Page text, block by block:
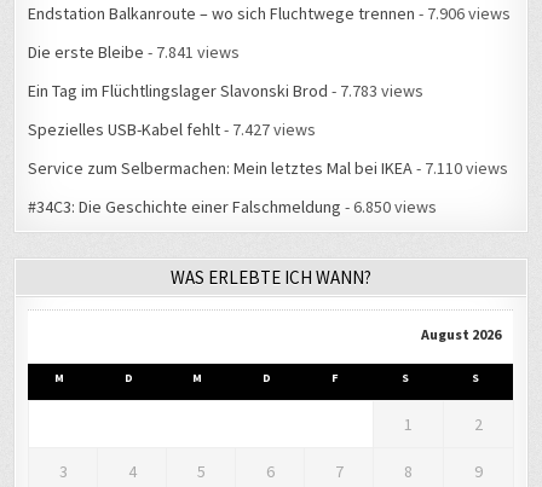
Endstation Balkanroute – wo sich Fluchtwege trennen - 7.906 views
Die erste Bleibe - 7.841 views
Ein Tag im Flüchtlingslager Slavonski Brod - 7.783 views
Spezielles USB-Kabel fehlt- 7.427 views
Service zum Selbermachen: Mein letztes Mal bei IKEA- 7.110 views
#34C3: Die Geschichte einer Falschmeldung - 6.850 views
WAS ERLEBTE ICH WANN?
August 2026
M D M D F S S
1 2
3 4 5 6 7 8 9